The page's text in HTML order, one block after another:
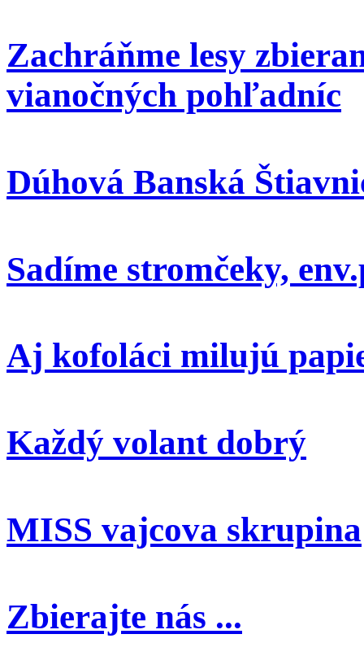
Zachráňme lesy
vianočných pohľadníc
Dúhová Banská
Sadíme stromčeky,
Aj kofoláci milujú
Každý volant dobrý
MISS vajcova skrupina
Zbierajte nás ...